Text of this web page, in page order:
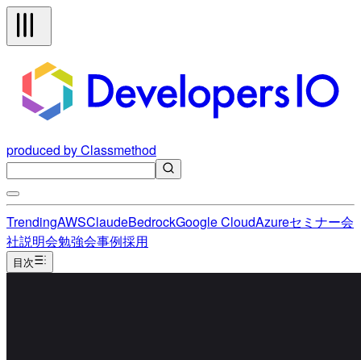
produced by Classmethod
TrendingAWSClaudeBedrockGoogle CloudAzureセミナー会
社説明会勉強会事例採用
目次